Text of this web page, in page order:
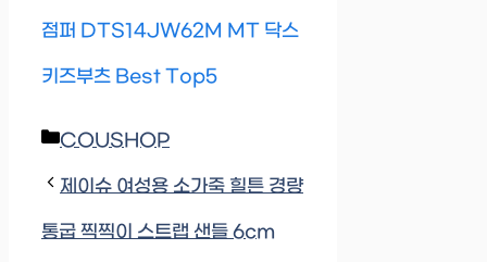
점퍼 DTS14JW62M MT 닥스
키즈부츠 Best Top5
Categories
COUSHOP
제이슈 여성용 소가죽 힐튼 경량
통굽 찍찍이 스트랩 샌들 6cm